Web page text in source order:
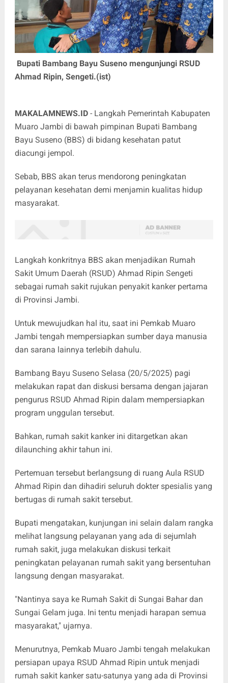
Bupati Bambang Bayu Suseno mengunjungi RSUD
Ahmad Ripin, Sengeti.(ist)
MAKALAMNEWS.ID - Langkah Pemerintah Kabupaten
Muaro Jambi di bawah pimpinan Bupati Bambang
Bayu Suseno (BBS) di bidang kesehatan patut
diacungi jempol.
Sebab, BBS akan terus mendorong peningkatan
pelayanan kesehatan demi menjamin kualitas hidup
masyarakat.
Langkah konkritnya BBS akan menjadikan Rumah
Sakit Umum Daerah (RSUD) Ahmad Ripin Sengeti
sebagai rumah sakit rujukan penyakit kanker pertama
di Provinsi Jambi.
Untuk mewujudkan hal itu, saat ini Pemkab Muaro
Jambi tengah mempersiapkan sumber daya manusia
dan sarana lainnya terlebih dahulu.
Bambang Bayu Suseno Selasa (20/5/2025) pagi
melakukan rapat dan diskusi bersama dengan jajaran
pengurus RSUD Ahmad Ripin dalam mempersiapkan
program unggulan tersebut.
Bahkan, rumah sakit kanker ini ditargetkan akan
dilaunching akhir tahun ini.
Pertemuan tersebut berlangsung di ruang Aula RSUD
Ahmad Ripin dan dihadiri seluruh dokter spesialis yang
bertugas di rumah sakit tersebut.
Bupati mengatakan, kunjungan ini selain dalam rangka
melihat langsung pelayanan yang ada di sejumlah
rumah sakit, juga melakukan diskusi terkait
peningkatan pelayanan rumah sakit yang bersentuhan
langsung dengan masyarakat.
"Nantinya saya ke Rumah Sakit di Sungai Bahar dan
Sungai Gelam juga. Ini tentu menjadi harapan semua
masyarakat," ujarnya.
Menurutnya, Pemkab Muaro Jambi tengah melakukan
persiapan upaya RSUD Ahmad Ripin untuk menjadi
rumah sakit kanker satu-satunya yang ada di Provinsi